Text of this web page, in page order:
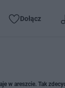
Dołącz
w areszcie. Tak